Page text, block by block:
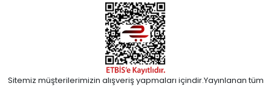
Sitemiz müşterilerimizin alışveriş yapmaları içindir.Yayınlanan tüm